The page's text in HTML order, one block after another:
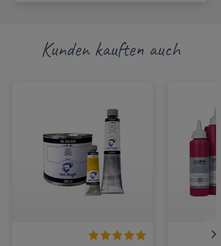
Kunden kauften auch